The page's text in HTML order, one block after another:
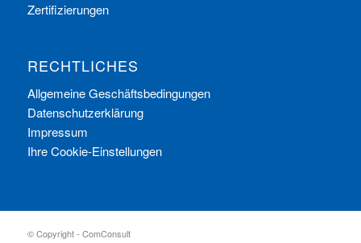
Zertifizierungen
RECHTLICHES
Allgemeine Geschäftsbedingungen
Datenschutzerklärung
Impressum
Ihre Cookie-Einstellungen
© Copyright - ComConsult